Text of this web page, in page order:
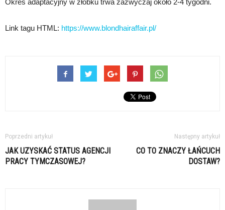
Link tagu HTML: https://www.blondhairaffair.pl/
Poprzedni artykuł
JAK UZYSKAĆ STATUS AGENCJI
PRACY TYMCZASOWEJ?
Następny artykuł
CO TO ZNACZY ŁAŃCUCH
DOSTAW?